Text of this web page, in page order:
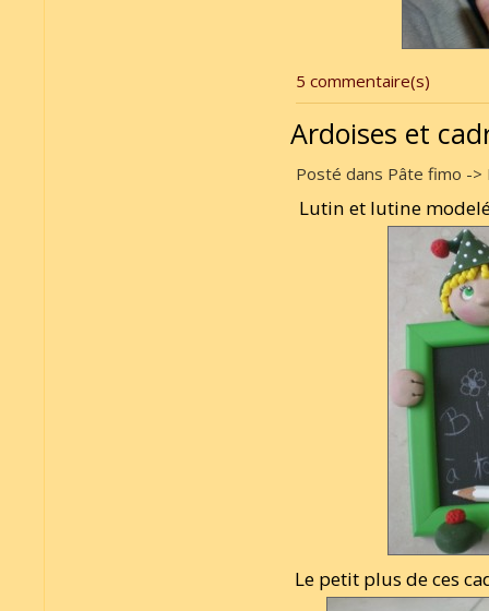
5 commentaire(s)
Ardoises et
Posté dans Pâte fimo ->
Lutin et lutine
Le petit plus de ces